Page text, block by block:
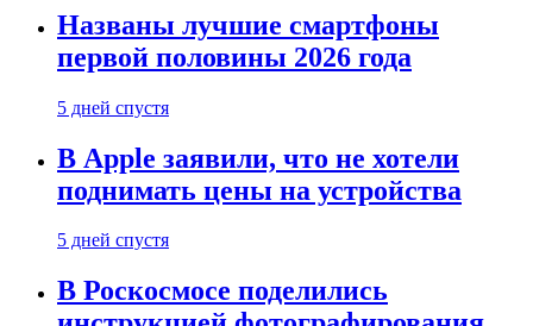
Названы лучшие смартфоны
первой половины 2026 года
5 дней спустя
В Apple заявили, что не хотели
поднимать цены на устройства
5 дней спустя
В Роскосмосе поделились